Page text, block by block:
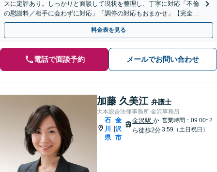
スに定評あり。しっかりと面談して現状を整理し、丁寧に対応「不倫
の慰謝料／相手に会わずに対応」「調停の対応もおまかせ」【完全個
室】【休日・夜間相談可】上諸江駅8分
料金表を見る
電話で面談予約 メールでお問い合わせ
加藤 久美江 弁護士
大本総合法律事務所 金沢事務所
石
川
県
|
金
沢
市
金沢駅か
ら徒歩2分
営業時間：09:00~2
3:59（土日祝日）